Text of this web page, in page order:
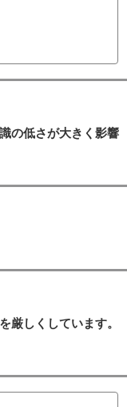
の低さが大きく影響
厳しくしています。